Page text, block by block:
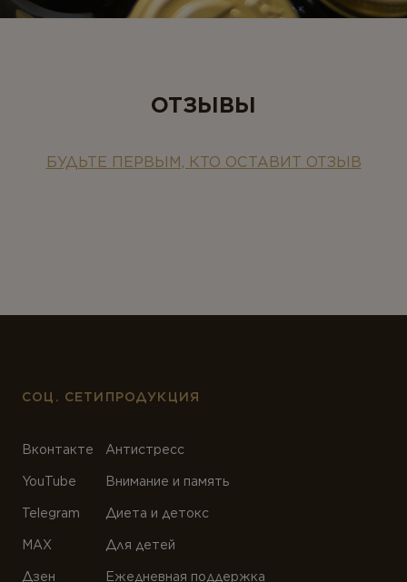
ОТЗЫВЫ
БУДЬТЕ ПЕРВЫМ, КТО ОСТАВИТ ОТЗЫВ
СОЦ. СЕТИ
Вконтакте
YouTube
Telegram
MAX
Дзен
ПРОДУКЦИЯ
Антистресс
Внимание и память
Диета и детокс
Для детей
Ежедневная поддержка